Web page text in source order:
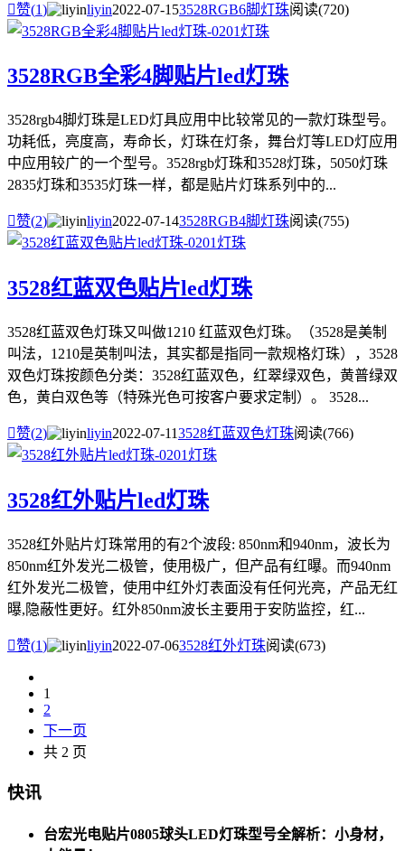
赞(1) liyin2022-07-153528RGB6脚灯珠阅读(720)
3528RGB全彩4脚贴片led灯珠
3528rgb4脚灯珠是LED灯具应用中比较常见的一款灯珠型号。
功耗低，亮度高，寿命长，灯珠在灯条，舞台灯等LED灯应用
中应用较广的一个型号。3528rgb灯珠和3528灯珠，5050灯珠
2835灯珠和3535灯珠一样，都是贴片灯珠系列中的...
赞(2) liyin2022-07-143528RGB4脚灯珠阅读(755)
3528红蓝双色贴片led灯珠
3528红蓝双色灯珠又叫做1210 红蓝双色灯珠。（3528是美制
叫法，1210是英制叫法，其实都是指同一款规格灯珠），3528
双色灯珠按颜色分类：3528红蓝双色，红翠绿双色，黄普绿双
色，黄白双色等（特殊光色可按客户要求定制）。 3528...
赞(2) liyin2022-07-113528红蓝双色灯珠阅读(766)
3528红外贴片led灯珠
3528红外贴片灯珠常用的有2个波段: 850nm和940nm，波长为
850nm红外发光二极管，使用极广，但产品有红曝。而940nm
红外发光二极管，使用中红外灯表面没有任何光亮，产品无红
曝,隐蔽性更好。红外850nm波长主要用于安防监控，红...
赞(1) liyin2022-07-063528红外灯珠阅读(673)
1
2
下一页
共 2 页
快讯
台宏光电贴片0805球头LED灯珠型号全解析：小身材，